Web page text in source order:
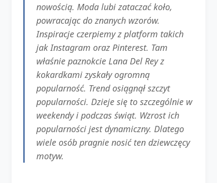
nowością. Moda lubi zataczać koło,
powracając do znanych wzorów.
Inspiracje czerpiemy z platform takich
jak Instagram oraz Pinterest. Tam
właśnie paznokcie Lana Del Rey z
kokardkami zyskały ogromną
popularność. Trend osiągnął szczyt
popularności. Dzieje się to szczególnie w
weekendy i podczas świąt. Wzrost ich
popularności jest dynamiczny. Dlatego
wiele osób pragnie nosić ten dziewczęcy
motyw.